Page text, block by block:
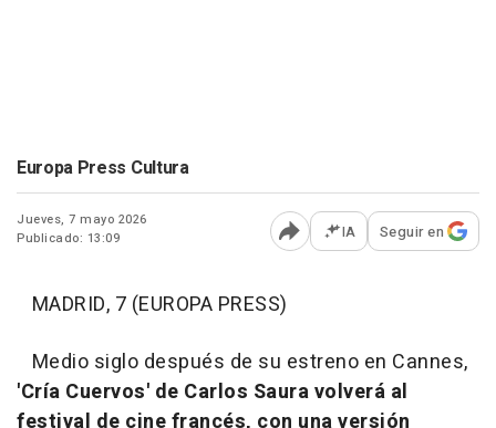
Europa Press Cultura
Jueves, 7 mayo 2026
Publicado: 13:09
Abrir opciones para
IA Seguir en
MADRID, 7 (EUROPA PRESS)
Medio siglo después de su estreno en Cannes,
'Cría Cuervos' de Carlos Saura volverá al
festival de cine francés, con una versión